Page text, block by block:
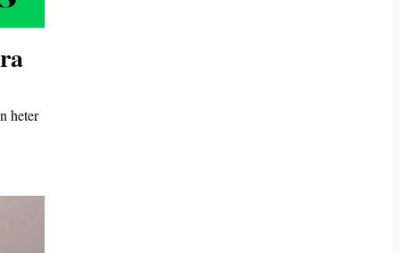
heter